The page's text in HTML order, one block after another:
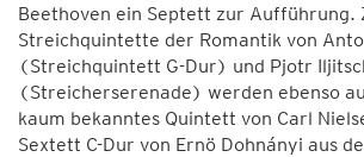
Beethoven ein Septett zur Aufführung.
Streichquintette der Romantik von
(Streichquintett G-Dur) und Pjotr
(Streicherserenade) werden ebenso
kaum bekanntes Quintett von Carl
Sextett C-Dur von Ernö Dohnányi aus